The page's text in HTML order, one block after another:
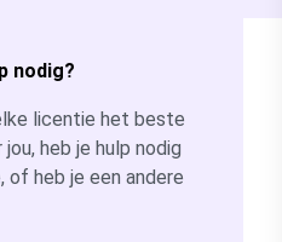
nodig?
licentie het beste
heb je hulp nodig
of heb je een andere